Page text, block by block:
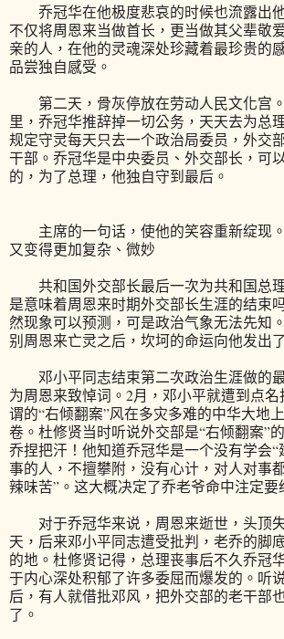
乔冠华在他极度悲哀的时候也流露出
不仅将周恩来当做首长，更当做其父辈敬
亲的人，在他的灵魂深处珍藏着最珍贵的
品尝独自感受。
第二天，骨灰停放在劳动人民文化宫
里，乔冠华推辞掉一切公务，天天去为总
规定守灵每天只去一个政治局委员，外交
干部。乔冠华是中央委员、外交部长，可
的，为了总理，他独自守到最后。
主席的一句话，使他的笑容重新绽现
又变得更加复杂、微妙
共和国外交部长最后一次为共和国总
是意味着周恩来时期外交部长生涯的结束
然现象可以预测，可是政治气象无法先知
别周恩来亡灵之后，坎坷的命运向他发出
邓小平同志结束第二次政治生涯做的
为周恩来致悼词。2月，邓小平就遭到点
谓的“右倾翻案”风在多灾多难的中华大地
卷。杜修贤当时听说外交部是“右倾翻案”
乔捏把汗！他知道乔冠华是一个没有学会“
事的人，不擅攀附，没有心计，对人对事
辣味苦”。这大概决定了乔老爷命中注定要
对于乔冠华来说，周恩来逝世，头顶
天，后来邓小平同志遭受批判，老乔的脚
的地。杜修贤记得，总理丧事后不久乔冠
于内心深处积郁了许多委屈而爆发的。听
后，有人就借批邓风，把外交部的老干部
了。